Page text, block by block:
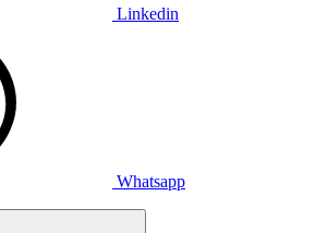
Linkedin
Whatsapp